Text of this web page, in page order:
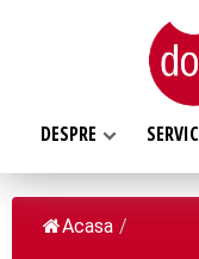
DESPRE
Acasa /